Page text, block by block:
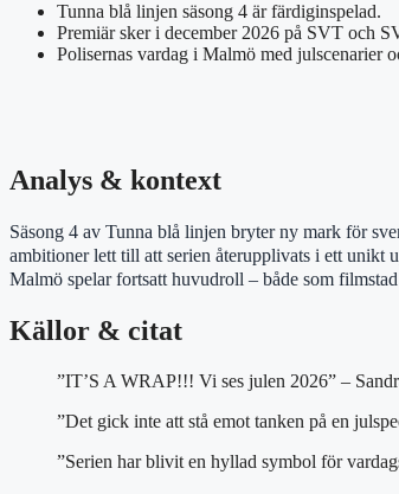
Tunna blå linjen säsong 4 är färdiginspelad.
Premiär sker i december 2026 på SVT och
Polisernas vardag i Malmö med julscenarier
Analys & kontext
Säsong 4 av Tunna blå linjen bryter ny mark för
ambitioner lett till att serien återupplivats i ett unikt
Malmö spelar fortsatt huvudroll – både som
Källor & citat
”IT’S A WRAP!!! Vi ses julen 2026” –
”Det gick inte att stå emot tanken på en
”Serien har blivit en hyllad symbol för